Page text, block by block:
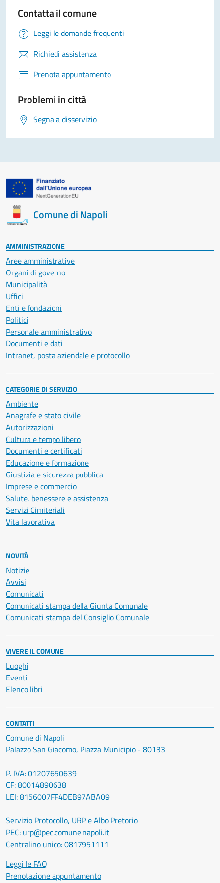
Contatta il comune
Leggi le domande frequenti
Richiedi assistenza
Prenota appuntamento
Problemi in città
Segnala disservizio
Comune di Napoli
AMMINISTRAZIONE
Aree amministrative
Organi di governo
Municipalità
Uffici
Enti e fondazioni
Politici
Personale amministrativo
Documenti e dati
Intranet, posta aziendale e protocollo
CATEGORIE DI SERVIZIO
Ambiente
Anagrafe e stato civile
Autorizzazioni
Cultura e tempo libero
Documenti e certificati
Educazione e formazione
Giustizia e sicurezza pubblica
Imprese e commercio
Salute, benessere e assistenza
Servizi Cimiteriali
Vita lavorativa
NOVITÀ
Notizie
Avvisi
Comunicati
Comunicati stampa della Giunta Comunale
Comunicati stampa del Consiglio Comunale
VIVERE IL COMUNE
Luoghi
Eventi
Elenco libri
CONTATTI
Comune di Napoli
Palazzo San Giacomo, Piazza Municipio - 80133
P. IVA: 01207650639
CF: 80014890638
LEI: 8156007FF4DEB97ABA09
Servizio Protocollo, URP e Albo Pretorio
PEC: urp@pec.comune.napoli.it
Centralino unico:0817951111
Leggi le FAQ
Prenotazione appuntamento